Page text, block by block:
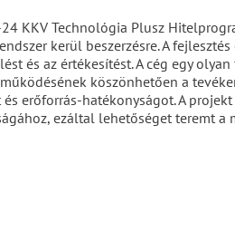
KKV Technológia Plusz
kerül beszerzésre. A
és az értékesítést. A cég egy
köszönhetően a
erőforrás-hatékonyságot. A
ezáltal lehetőséget teremt a